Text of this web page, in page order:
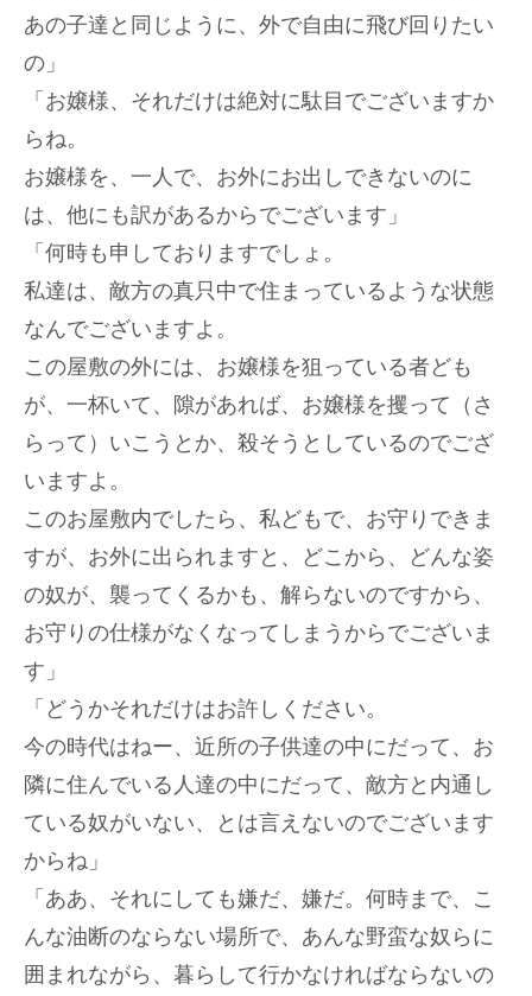
あの子達と同じように、外で自由に飛び回りたい
の」
「お嬢様、それだけは絶対に駄目でございますか
らね。
お嬢様を、一人で、お外にお出しできないのに
は、他にも訳があるからでございます」
「何時も申しておりますでしょ。
私達は、敵方の真只中で住まっているような状態
なんでございますよ。
この屋敷の外には、お嬢様を狙っている者ども
が、一杯いて、隙があれば、お嬢様を攫って（さ
らって）いこうとか、殺そうとしているのでござ
いますよ。
このお屋敷内でしたら、私どもで、お守りできま
すが、お外に出られますと、どこから、どんな姿
の奴が、襲ってくるかも、解らないのですから、
お守りの仕様がなくなってしまうからでございま
す」
「どうかそれだけはお許しください。
今の時代はねー、近所の子供達の中にだって、お
隣に住んでいる人達の中にだって、敵方と内通し
ている奴がいない、とは言えないのでございます
からね」
「ああ、それにしても嫌だ、嫌だ。何時まで、こ
んな油断のならない場所で、あんな野蛮な奴らに
囲まれながら、暮らして行かなければならないの